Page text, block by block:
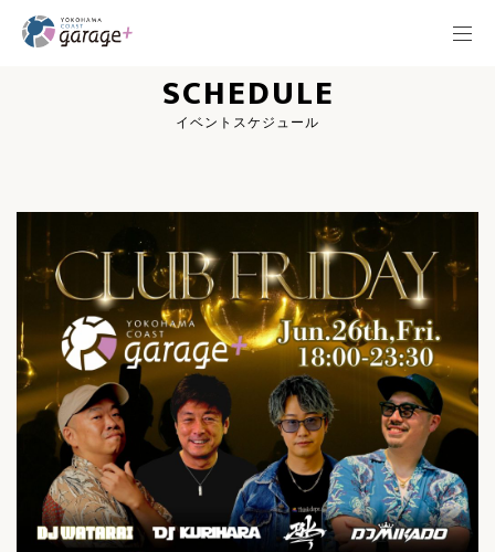
SCHEDULE
イベントスケジュール